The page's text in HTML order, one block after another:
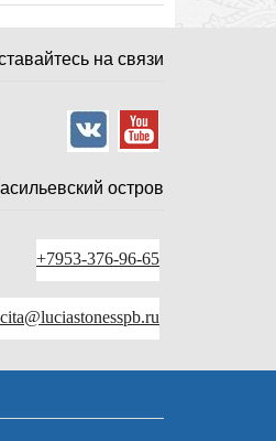
на связи
остров
+7953-376-96-65